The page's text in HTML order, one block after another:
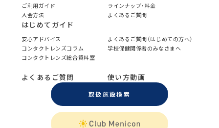
ご利用ガイド
ラインナップ・料金
入会方法
よくあるご質問
はじめてガイド
安心アドバイス
よくあるご質問（はじめての方へ）
コンタクトレンズコラム
学校保健関係者のみなさまへ
コンタクトレンズ総合資料室
よくあるご質問 使い方動画
取扱施設検索